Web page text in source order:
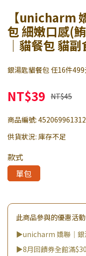
【unicharm
包 細嫩口感(
｜貓餐包 貓
銀湯匙貓餐包 任16件
NT$39 NT$45
商品編號:
供貨狀況: 庫存不足
款式
單包
此商品參與的優惠活動
▶unicharm 嬌聯｜銀
▶8月回饋券全館滿